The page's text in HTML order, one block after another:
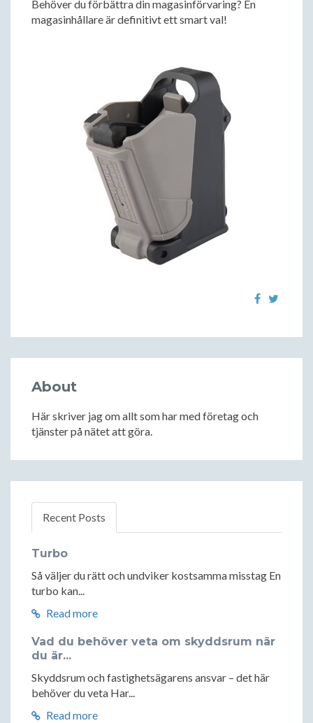
Behöver du förbättra din magasinförvaring? En
magasinhållare är definitivt ett smart val!
About
Här skriver jag om allt som har med företag och
tjänster på nätet att göra.
Recent Posts
Turbo
Så väljer du rätt och undviker kostsamma misstag En
turbo kan...
Read more
Vad du behöver veta om skyddsrum när
du är...
Skyddsrum och fastighetsägarens ansvar – det här
behöver du veta Har...
Read more